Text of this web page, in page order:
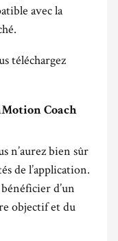
avec la
téléchargez
Coach
n’aurez bien sûr
de l’application.
d’un
objectif et du